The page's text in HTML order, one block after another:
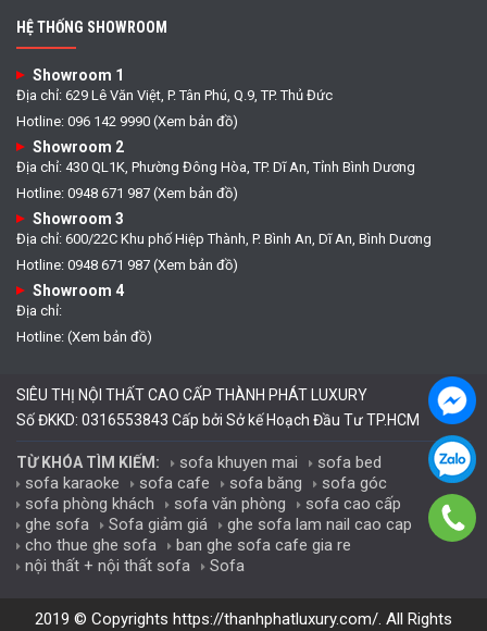
HỆ THỐNG SHOWROOM
Showroom 1
Địa chỉ: 629 Lê Văn Việt, P. Tân Phú, Q.9, TP. Thủ Đức
Hotline: 096 142 9990 (Xem bản đồ)
Showroom 2
Địa chỉ: 430 QL1K, Phường Đông Hòa, TP. Dĩ An, Tỉnh Bình Dương
Hotline: 0948 671 987 (Xem bản đồ)
Showroom 3
Địa chỉ: 600/22C Khu phố Hiệp Thành, P. Bình An, Dĩ An, Bình Dương
Hotline: 0948 671 987 (Xem bản đồ)
Showroom 4
Địa chỉ:
Hotline: (Xem bản đồ)
SIÊU THỊ NỘI THẤT CAO CẤP THÀNH PHÁT LUXURY
Số ĐKKD: 0316553843 Cấp bởi Sở kế Hoạch Đầu Tư TP.HCM
TỪ KHÓA TÌM KIẾM: sofa khuyen mai
sofa bed
sofa karaoke
sofa cafe sofa băng
sofa góc
sofa phòng khách
sofa văn phòng
sofa cao cấp
ghe sofa
Sofa giảm giá
ghe sofa lam nail cao cap
cho thue ghe sofa
ban ghe sofa cafe gia re
nội thất + nội thất sofa
Sofa
2019 © Copyrights https://thanhphatluxury.com/. All Rights